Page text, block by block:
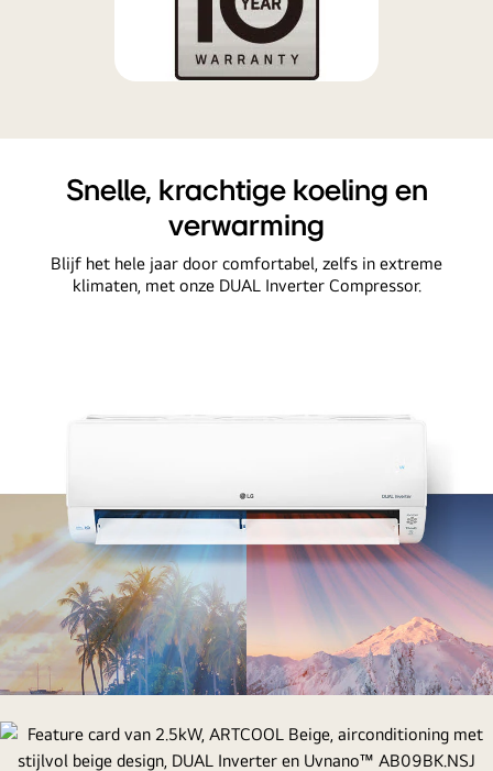
card
van
Snelle, krachtige koeling en
verwarming
Blijf het hele jaar door comfortabel, zelfs in extreme
klimaten, met onze DUAL Inverter Compressor.